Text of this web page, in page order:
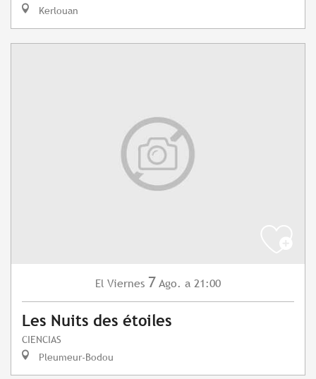
Kerlouan
El Viernes 7 Ago. a 21:00
Les Nuits des étoiles
CIENCIAS
Pleumeur-Bodou